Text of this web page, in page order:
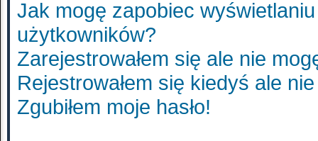
Jak mogę zapobiec
użytkowników?
Zarejestrowałem się ale nie
Rejestrowałem się kiedyś ale
Zgubiłem moje hasło!